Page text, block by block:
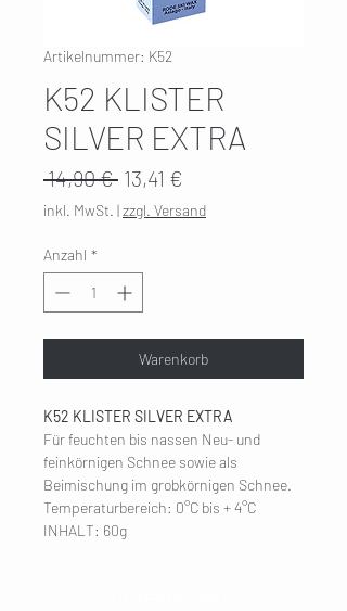
Artikelnummer: K52
K52 KLISTER
SILVER EXTRA
14,90 € Standardpreis
13,41 €
Preis
inkl. MwSt. |zzgl. Versand
Anzahl *
Warenkorb
K52 KLISTER SILVER EXTRA
Für feuchten bis nassen Neu- und
feinkörnigen Schnee sowie als
Beimischung im grobkörnigen Schnee.
Temperaturbereich: 0°C bis + 4°C
INHALT: 60g